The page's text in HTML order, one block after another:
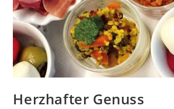
Herzhafter Genuss